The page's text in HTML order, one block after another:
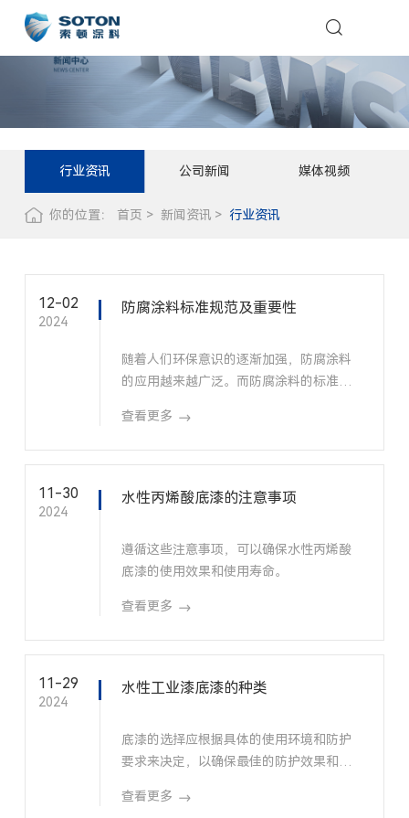
行业资讯 公司新闻 媒体视频
你的位置： 首页 新闻资讯 行业资讯
12-02
2024
防腐涂料标准规范及重要性
随着人们环保意识的逐渐加强，防腐涂料
的应用越来越广泛。而防腐涂料的标准规
的质量和使用效果。
查看更多
11-30
2024
水性丙烯酸底漆的注意事项
遵循这些注意事项，可以确保水性丙烯酸
底漆的使用效果和使用寿命。
查看更多
11-29
2024
水性工业漆底漆的种类
底漆的选择应根据具体的使用环境和防护
要求来决定，以确保最佳的防护效果和使
查看更多